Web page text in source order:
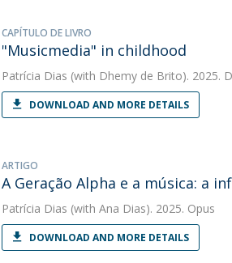
CAPÍTULO DE LIVRO
"Musicmedia" in childhood
Patrícia Dias (with Dhemy de Brito). 2025.
DOWNLOAD AND MORE DETAILS
ARTIGO
A Geração Alpha e a música: a
Patrícia Dias (with Ana Dias). 2025. Opus
DOWNLOAD AND MORE DETAILS